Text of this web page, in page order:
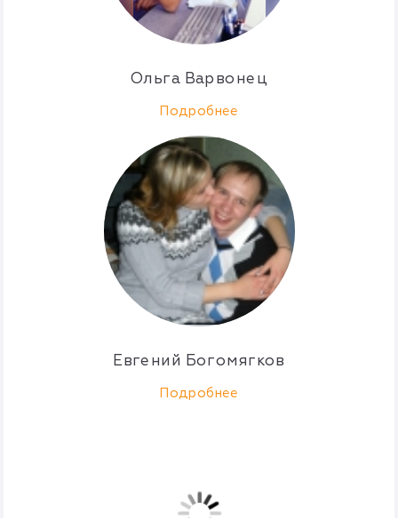
Ольга Варвонец
Подробнее
Евгений Богомягков
Подробнее